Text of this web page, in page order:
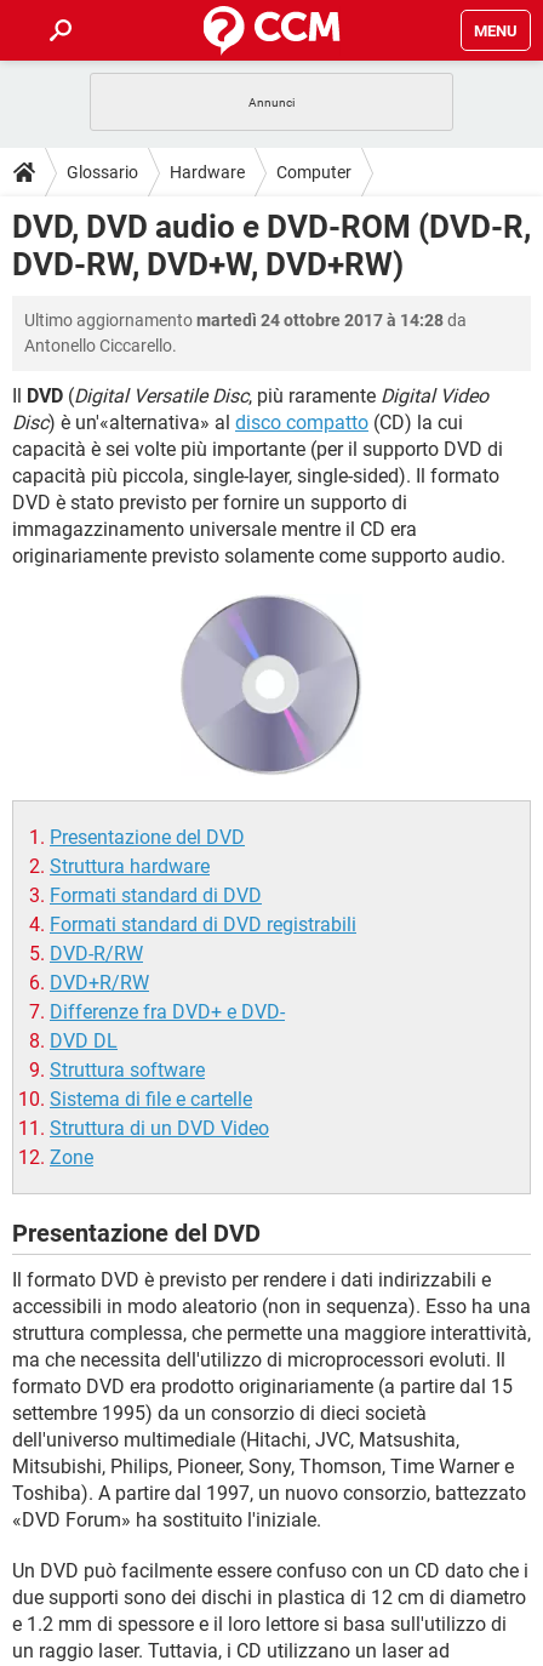
MENU
INTRATTENIMENTO ANDROID
iOS WINDOWS 10
INSTAGRAM WHATSAPP
HARDWARE
GUIDE
COVID-19
INTRATTENIMENTO ANDROID
INSTAGRAM WHATSAPP
HARDWARE
DOWNLOAD
COVID-19 GAMING
iOS
INSTAGRAM WHATSAPP
TIKTOK FACEBOOK
HARDWARE
FORUM
COVID-19 GAMING
iOS WINDOWS 10
INSTAGRAM WHATSAPP
TIKTOK FACEBOOK
HARDWARE
GLOSSARIO
COVID-19
INTRATTENIMENTO ANDROID
iOS WINDOWS 10
INSTAGRAM WHATSAPP
TIKTOK FACEBOOK
Glossario Hardware Computer
DVD, DVD audio e DVD-ROM (DVD-R,
DVD-RW, DVD+W, DVD+RW)
Ultimo aggiornamentomartedì 24 ottobre 2017 à 14:28da
Antonello Ciccarello.
Il DVD (Digital Versatile Disc, più raramente Digital Video
Disc) è un'«alternativa» al disco compatto (CD) la cui
capacità è sei volte più importante (per il supporto DVD di
capacità più piccola, single-layer, single-sided). Il formato
DVD è stato previsto per fornire un supporto di
immagazzinamento universale mentre il CD era
originariamente previsto solamente come supporto audio.
Presentazione del DVD
Struttura hardware
Formati standard di DVD
Formati standard di DVD registrabili
DVD-R/RW
DVD+R/RW
Differenze fra DVD+ e DVD-
DVD DL
Struttura software
Sistema di file e cartelle
Struttura di un DVD Video
Zone
Presentazione del DVD
Il formato DVD è previsto per rendere i dati indirizzabili e
accessibili in modo aleatorio (non in sequenza). Esso ha una
struttura complessa, che permette una maggiore interattività,
ma che necessita dell'utilizzo di microprocessori evoluti. Il
formato DVD era prodotto originariamente (a partire dal 15
settembre 1995) da un consorzio di dieci società
dell'universo multimediale (Hitachi, JVC, Matsushita,
Mitsubishi, Philips, Pioneer, Sony, Thomson, Time Warner e
Toshiba). A partire dal 1997, un nuovo consorzio, battezzato
«DVD Forum» ha sostituito l'iniziale.
Un DVD può facilmente essere confuso con un CD dato che i
due supporti sono dei dischi in plastica di 12 cm di diametro
e 1.2 mm di spessore e il loro lettore si basa sull'utilizzo di
un raggio laser. Tuttavia, i CD utilizzano un laser ad